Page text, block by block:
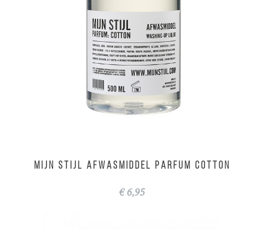
MIJN STIJL Afwasmiddel parfum cotton
€ 6,95